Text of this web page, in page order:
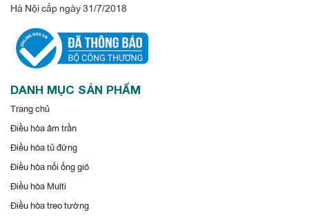
Hà Nội cấp ngày 31/7/2018
DANH MỤC SẢN PHẨM
Trang chủ
Điều hòa âm trần
Điều hòa tủ đứng
Điều hòa nối ống gió
Điều hòa Multi
Điều hòa treo tường